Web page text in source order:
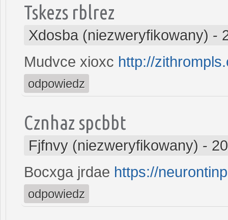
Tskezs rblrez
Xdosba (niezweryfikowany) -
Mudvce xioxc http://
odpowiedz
Cznhaz spcbbt
Fjfnvy (niezweryfikowany) -
Bocxga jrdae https://
odpowiedz